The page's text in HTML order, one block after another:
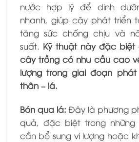
nước hợp lý để dinh
nhanh, giúp cây phát triển
tăng sức chống chịu và
suất. Kỹ thuật này đặc biệt
cây trồng có nhu cầu cao
lượng trong giai đoạn
thân – lá.
Bón qua lá: Đây là phương
quả, đặc biệt trong
cần bổ sung vi lượng hoặc